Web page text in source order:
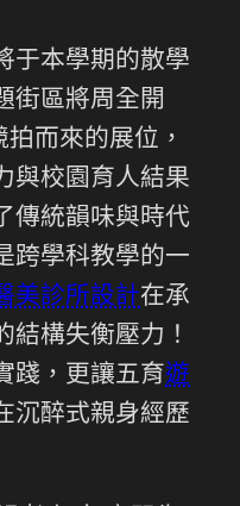
于本學期的散學
街區將周全開
而來的展位，
與校園育人結果
傳統韻味與時代
跨學科教學的一
美診所設計在承
結構失衡壓力！
踐，更讓五育遊
沉醉式親身經歷